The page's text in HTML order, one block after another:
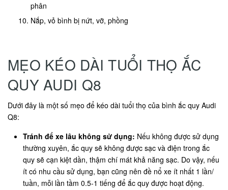
phân
Nắp, vỏ bình bị nứt, vỡ, phồng
MẸO KÉO DÀI TUỔI THỌ ẮC
QUY AUDI Q8
Dưới đây là một số mẹo để kéo dài tuổi thọ của bình ắc quy Audi
Q8:
Tránh để xe lâu không sử dụng: Nếu không được sử dụng
thường xuyên, ắc quy sẽ không được sạc và điện trong ắc
quy sẽ cạn kiệt dần, thậm chí mát khả năng sạc. Do vậy, nếu
ít có nhu cầu sử dụng, bạn cũng nên đề nổ xe ít nhất 1 lần/
tuần, mỗi lần tầm 0.5-1 tiếng để ắc quy được hoạt động.